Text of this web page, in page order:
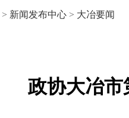
> 新闻发布中心 > 大冶要闻
政协大冶